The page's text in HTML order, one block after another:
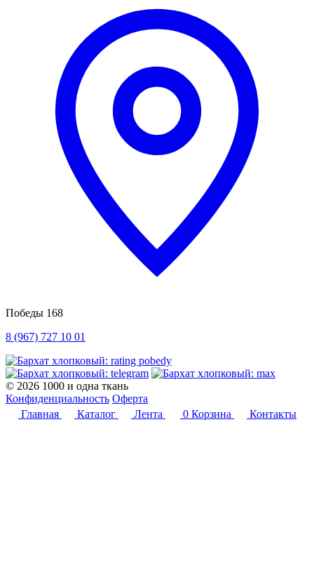
Победы 168
8 (967) 727 10 01
© 2026 1000 и одна ткань
Конфиденциальность Оферта
Главная
Каталог Лента 0 Корзина Контакты